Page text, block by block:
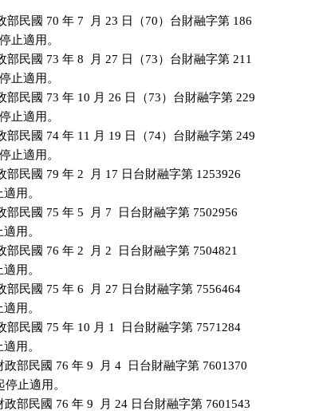
部民國 70 年 7  月 23 日（70）台財融字第 186
止適用。
部民國 73 年 8  月 27 日（73）台財融字第 211
止適用。
部民國 73 年 10 月 26 日（73）台財融字第 229
止適用。
部民國 74 年 11 月 19 日（74）台財融字第 249
止適用。
部民國 79 年 2  月 17 日台財融字第 1253926
用。
部民國 75 年 5  月 7  日台財融字第 7502956
用。
部民國 76 年 2  月 2  日台財融字第 7504821
用。
部民國 75 年 6  月 27 日台財融字第 7556464
用。
部民國 75 年 10 月 1  日台財融字第 7571284
用。
部民國 76 年 9  月 4  日台財融字第 7601370
停止適用。
部民國 76 年 9  月 24 日台財融字第 7601543